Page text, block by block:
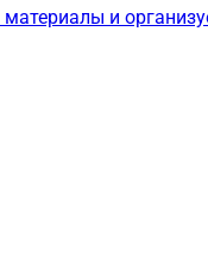
материалы и